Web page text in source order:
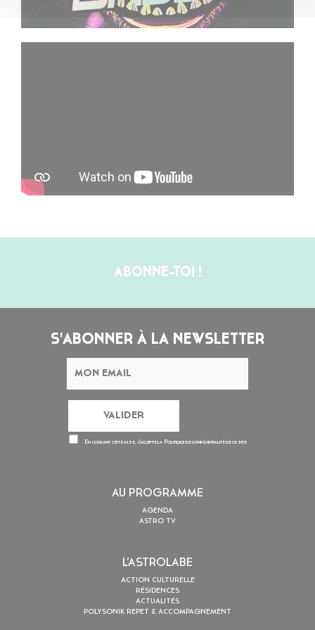
ABONNE-TOI !
S'ABONNER À LA NEWSLETTER
En cochant cette case, j’accepte la Politique de confidentialitéde ce site
AU PROGRAMME
AGENDA
ASTRO TV
L’ASTROLABE
ACTION CULTURELLE
RÉSIDENCES
ACTUALITÉS
POLYSONIK REPET & ACCOMPAGNEMENT